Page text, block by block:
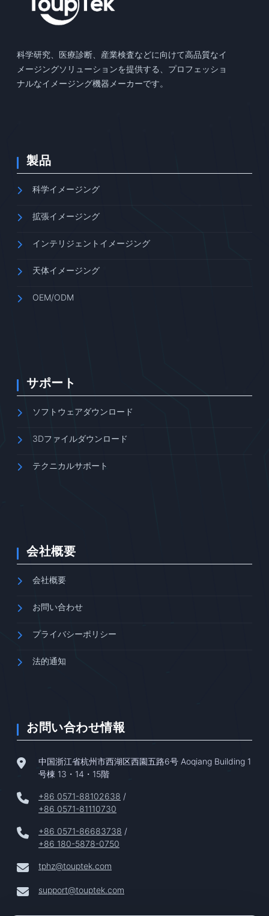
科学研究、医療診断、産業検査などに向けて高品質なイ
メージングソリューションを提供する、プロフェッショ
ナルなイメージング機器メーカーです。
製品
科学イメージング
拡張イメージング
インテリジェントイメージング
天体イメージング
OEM/ODM
サポート
ソフトウェアダウンロード
3Dファイルダウンロード
テクニカルサポート
会社概要
会社概要
お問い合わせ
プライバシーポリシー
法的通知
お問い合わせ情報
中国浙江省杭州市西湖区西園五路6号 Aoqiang Building 1
号棟 13・14・15階
+86 0571-88102638 /
+86 0571-81110730
+86 0571-86683738 /
+86 180-5878-0750
tphz@touptek.com
support@touptek.com